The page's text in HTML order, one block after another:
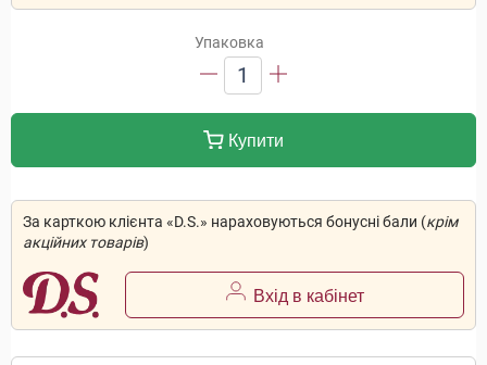
Упаковка
1
Купити
За карткою клієнта «D.S.» нараховуються бонусні бали (крім
акційних товарів)
Вхід в кабінет